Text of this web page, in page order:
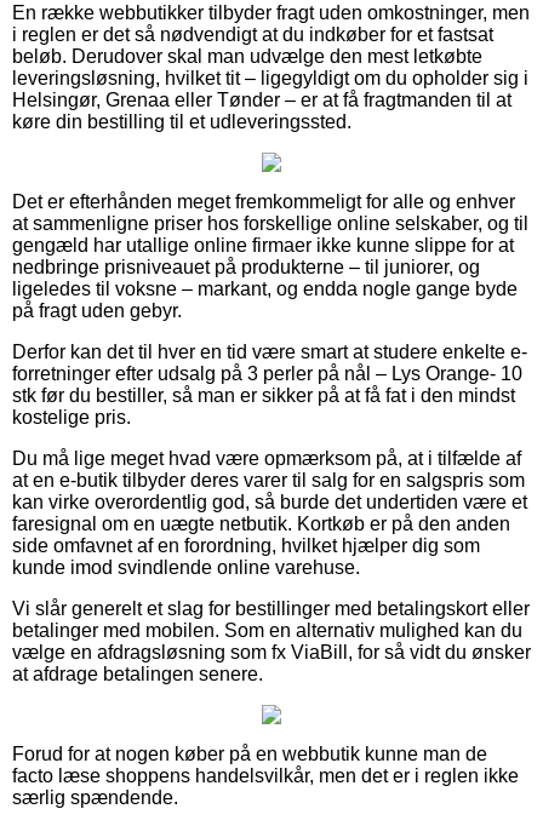
En række webbutikker tilbyder fragt uden omkostninger, men
i reglen er det så nødvendigt at du indkøber for et fastsat
beløb. Derudover skal man udvælge den mest letkøbte
leveringsløsning, hvilket tit – ligegyldigt om du opholder sig i
Helsingør, Grenaa eller Tønder – er at få fragtmanden til at
køre din bestilling til et udleveringssted.
Det er efterhånden meget fremkommeligt for alle og enhver
at sammenligne priser hos forskellige online selskaber, og til
gengæld har utallige online firmaer ikke kunne slippe for at
nedbringe prisniveauet på produkterne – til juniorer, og
ligeledes til voksne – markant, og endda nogle gange byde
på fragt uden gebyr.
Derfor kan det til hver en tid være smart at studere enkelte e-
forretninger efter udsalg på 3 perler på nål – Lys Orange- 10
stk før du bestiller, så man er sikker på at få fat i den mindst
kostelige pris.
Du må lige meget hvad være opmærksom på, at i tilfælde af
at en e-butik tilbyder deres varer til salg for en salgspris som
kan virke overordentlig god, så burde det undertiden være et
faresignal om en uægte netbutik. Kortkøb er på den anden
side omfavnet af en forordning, hvilket hjælper dig som
kunde imod svindlende online varehuse.
Vi slår generelt et slag for bestillinger med betalingskort eller
betalinger med mobilen. Som en alternativ mulighed kan du
vælge en afdragsløsning som fx ViaBill, for så vidt du ønsker
at afdrage betalingen senere.
Forud for at nogen køber på en webbutik kunne man de
facto læse shoppens handelsvilkår, men det er i reglen ikke
særlig spændende.